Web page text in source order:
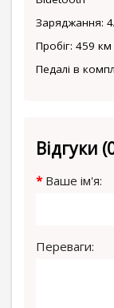
Заряджання:
Пробіг: 459 км
Педалі в
Відгуки
Ваше ім'я:
Переваги: